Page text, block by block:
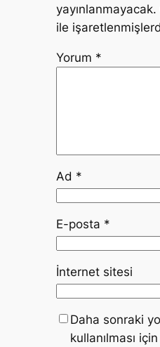
yayınlanmayacak.
ile
Yorum *
Ad *
E-posta *
İnternet sitesi
Daha sonraki
kullanılması